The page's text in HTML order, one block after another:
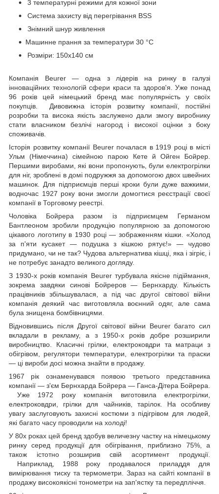
3 температурні режими для кожної зони
Система захисту від перегрівання BSS
Знімний шнур живлення
Машинне прання за температури 30 °C
Розміри: 150x140 см
Компанія Beurer — одна з лідерів на ринку в галузі
інноваційних технологій сфери краси та здоров'я. Уже понад
96 років цей німецький бренд має популярність у своїх
покупців. Дивовижна історія розвитку компанії, постійні
розробки та висока якість заслужено дали змогу виробнику
стати власником безлічі нагород і високої оцінки з боку
споживачів.
Історія розвитку компанії Beurer почалася в 1919 році в місті
Ульм (Німеччина) сімейною парою Кете й Ойген Бойрер.
Першими виробами, які вони пропонують, були електрогрілки
для ніг, зроблені в домі подружжя за допомогою двох швейних
машинок. Для підприємців перші кроки були дуже важкими,
водночас 1927 року вони змогли домогтися реєстрації своєї
компанії в Торговому реестрі.
Чоловіка Бойрера разом із підприємцем Германом
Бантлеоном зробили продукцію популярною за допомогою
цікавого логотипу в 1930 році — зображенням кішки. «Холод
за п'яти кусакет — подушка з кішкою рятує!» — чудово
придумано, чи не так? Чудова альтернатива кішці, яка і зігріє, і
не потребує занадто великого догляду.
З 1930-х років компанія Beurer турбувала якісне підіймання,
зокрема завдяки синові Бойреров — Бернхарду. Кількість
працівників збільшувалася, а під час другої світової війни
компанія деякий час виготовляла воєнний одяг, але сама
була знищена бомбівницями.
Відновившись після Другої світової війни Beurer багато сил
вкладали в рекламу, а з 1950-х років добре розширили
виробництво. Класичні грілки, електроковдри та матраци з
обігрівом, регулятори температури, електрогрілки та праски
— ці вироби досі можна знайти в продажу.
1967 рік ознаменувався появою третього представника
компанії — з'єм Бернхарда Бойрера — Ганса-Дітера Бойрера.
Уже 1972 року компанія виготовила електрогрілки,
електроковдри, грілки для чайників, тарілок. На особливу
увагу заслуговують захисні костюми з підігрівом для людей,
які багато часу проводили на холоді!
У 80х роках цей бренд здобув величезну частку на німецькому
ринку серед продукції для обігрівання, приблизно 75%, а
також істотно розширив свій асортимент продукції.
Наприклад, 1988 року продавалося приладдя для
вимірювання тиску та термометри. Зараз на сайті компанії в
продажу високоякісні тонометри на зап'ястку та передпліччя.